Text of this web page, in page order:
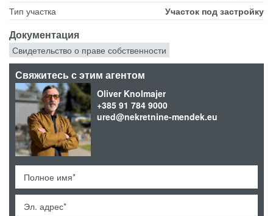
Тип участка Участок под застройку
Документация
Свидетельство о праве собственности
Свяжитесь с этим агентом
Oliver Knolmajer
+385 91 784 9000
ured@nekretnine-mendek.eu